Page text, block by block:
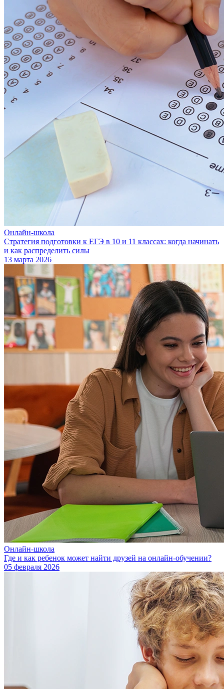
Онлайн-школа
Стратегия подготовки к ЕГЭ в 10 и 11 классах: когда начинать
и как распределить силы
13 марта 2026
Онлайн-школа
Где и как ребенок может найти друзей на онлайн-обучении?
05 февраля 2026